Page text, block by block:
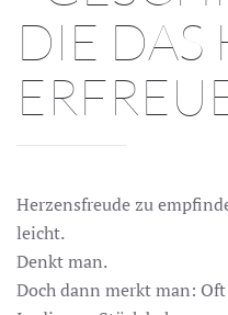
DIE DAS
Herzensfreude zu
leicht.
Denkt man.
Doch dann merkt man: